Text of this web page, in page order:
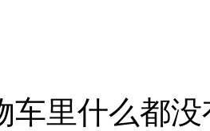
车里什么都没